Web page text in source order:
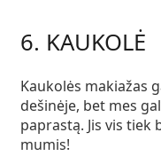
6. KAUKOLĖ
Kaukolės makiažas
dešinėje, bet mes
paprastą. Jis vis
mumis!